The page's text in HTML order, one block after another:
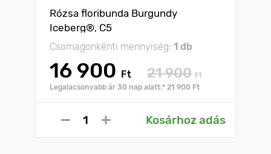
Rózsa floribunda Burgundy
Iceberg®, C5
Csomagonkénti mennyiség: 1 db
16 900 Ft 21 900 Ft
Legalacsonyabb ár 30 nap alatt:* 21 900 Ft
Kosárhoz adás